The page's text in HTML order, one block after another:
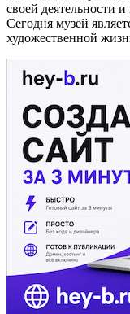
своей деятельности
Сегодня музей
художественной